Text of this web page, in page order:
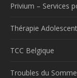
Privium – Services
Thérapie Adolescent
TCC Belgique
Troubles du